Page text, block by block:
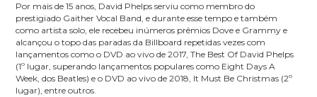
Por mais de 15 anos, David Phelps serviu como membro do
prestigiado Gaither Vocal Band, e durante esse tempo e também
como artista solo, ele recebeu inúmeros prêmios Dove e Grammy e
alcançou o topo das paradas da Billboard repetidas vezes com
lançamentos como o DVD ao vivo de 2017, The Best Of David Phelps
(1º lugar, superando lançamentos populares como Eight Days A
Week, dos Beatles) e o DVD ao vivo de 2018, It Must Be Christmas (2º
lugar), entre outros.